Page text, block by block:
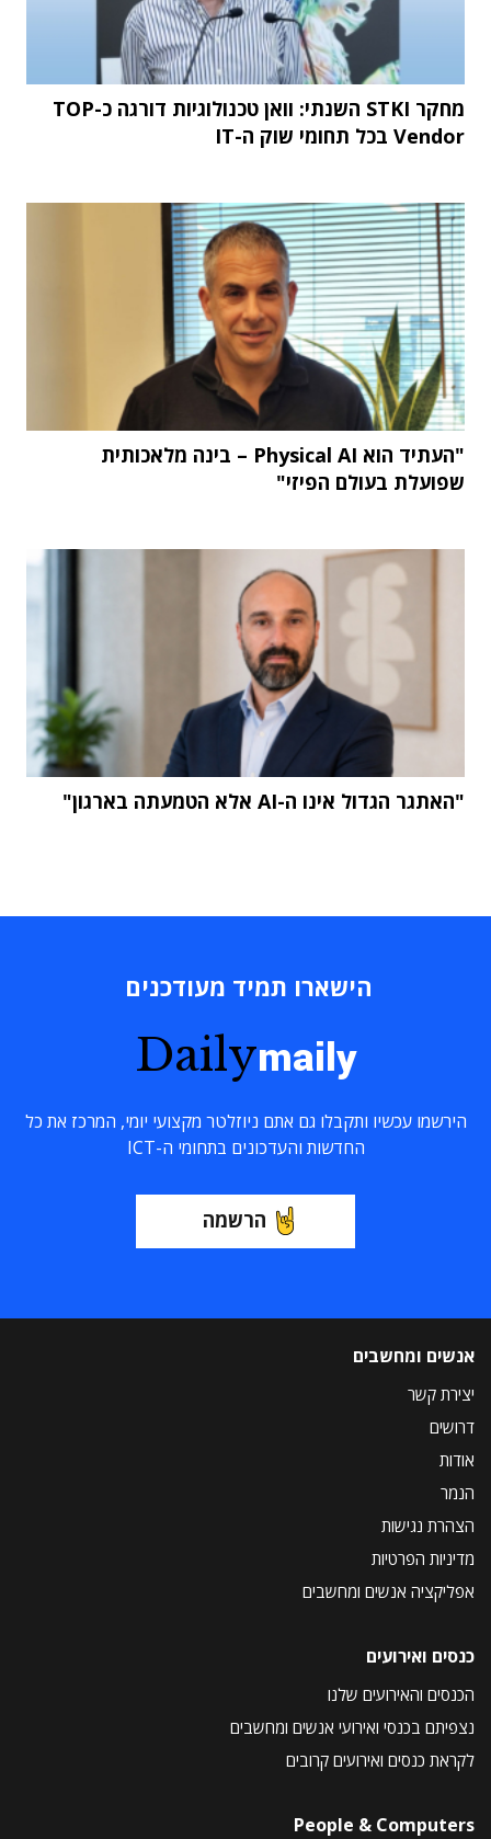
מחקר STKI השנתי: וואן טכנולוגיות דורגה כ-TOP
Vendor בכל תחומי שוק ה-IT
"העתיד הוא Physical AI – בינה מלאכותית
שפועלת בעולם הפיזי"
"האתגר הגדול אינו ה-AI אלא הטמעתה בארגון"
הישארו תמיד מעודכנים
Dailymaily
הירשמו עכשיו ותקבלו גם אתם ניוזלטר מקצועי יומי, המרכז את כל
החדשות והעדכונים בתחומי ה-ICT
הרשמה
אנשים ומחשבים
יצירת קשר
דרושים
אודות
הנמר
הצהרת נגישות
מדיניות הפרטיות
אפליקציה אנשים ומחשבים
כנסים ואירועים
הכנסים והאירועים שלנו
נצפיתם בכנסי ואירועי אנשים ומחשבים
לקראת כנסים ואירועים קרובים
People & Computers